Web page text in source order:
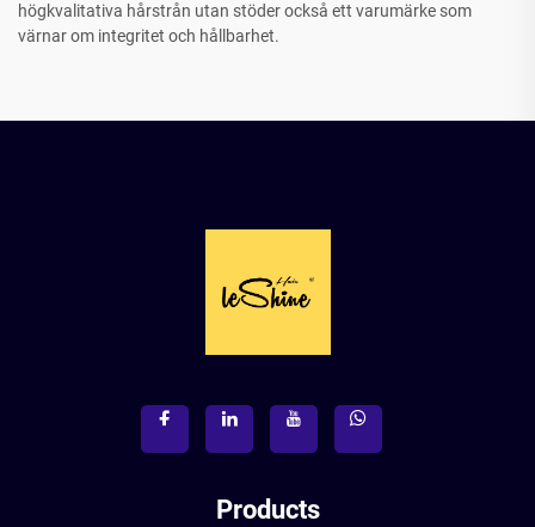
högkvalitativa hårstrån utan stöder också ett varumärke som
värnar om integritet och hållbarhet.
Products